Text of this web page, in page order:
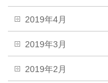
2019年4月
2019年3月
2019年2月